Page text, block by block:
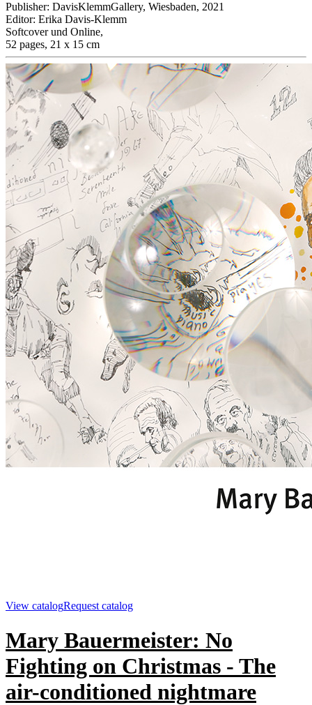
Publisher: DavisKlemmGallery, Wiesbaden, 2021
Editor: Erika Davis-Klemm
Softcover und Online,
52 pages, 21 x 15 cm
View catalogRequest catalog
Mary Bauermeister: No
Fighting on Christmas - The
air-conditioned nightmare